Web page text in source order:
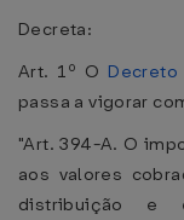
Decreta:
Art. 1º O
passa a vigorar
"Art. 394-A. O
aos valores
distribuição e